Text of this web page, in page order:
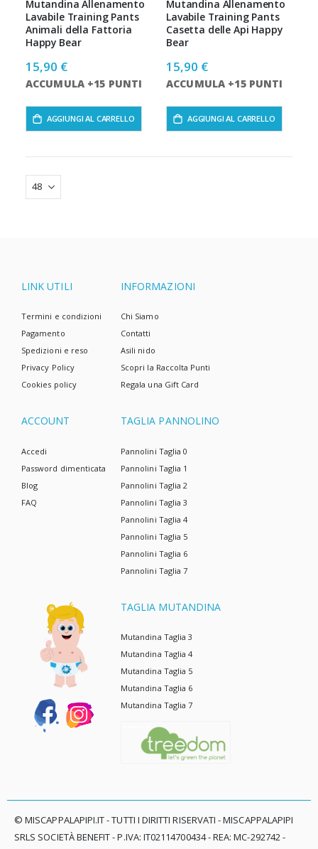
Mutandina Allenamento
Lavabile Training Pants
Animali della Fattoria
Happy Bear
15,90 €
ACCUMULA +15 PUNTI
AGGIUNGI AL CARRELLO
Mutandina Allenamento
Lavabile Training Pants
Casetta delle Api Happy
Bear
15,90 €
ACCUMULA +15 PUNTI
AGGIUNGI AL CARRELLO
LINK UTILI
Termini e condizioni
Pagamento
Spedizioni e reso
Privacy Policy
Cookies policy
INFORMAZIONI
Chi Siamo
Contatti
Asili nido
Scopri la Raccolta Punti
Regala una Gift Card
ACCOUNT
Accedi
Password dimenticata
Blog
FAQ
TAGLIA PANNOLINO
Pannolini Taglia 0
Pannolini Taglia 1
Pannolini Taglia 2
Pannolini Taglia 3
Pannolini Taglia 4
Pannolini Taglia 5
Pannolini Taglia 6
Pannolini Taglia 7
TAGLIA MUTANDINA
Mutandina Taglia 3
Mutandina Taglia 4
Mutandina Taglia 5
Mutandina Taglia 6
Mutandina Taglia 7
© MISCAPPALAPIPI.IT - TUTTI I DIRITTI RISERVATI - MISCAPPALAPIPI
SRLS SOCIETÀ BENEFIT - P.IVA: IT02114700434 - REA: MC-292742 -